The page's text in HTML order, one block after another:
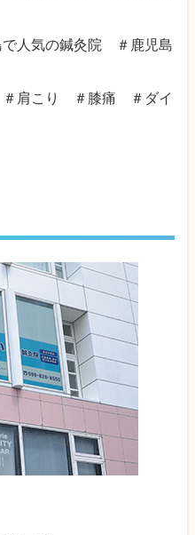
人気の鍼灸院 ＃鹿児島
肩こり ＃膝痛 ＃ダイ